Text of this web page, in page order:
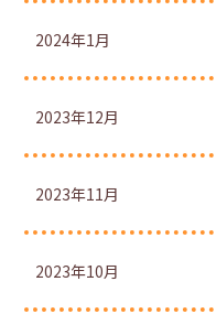
2024年1月
2023年12月
2023年11月
2023年10月